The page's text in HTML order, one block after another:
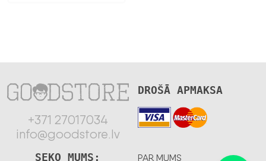
+371 27017034
info@goodstore.lv
DROŠĀ APMAKSA
PAR MUMS
SEKO MUMS: